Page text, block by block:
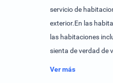
servicio de
exterior.En las
las habitaciones
sienta de verdad de
Ver más